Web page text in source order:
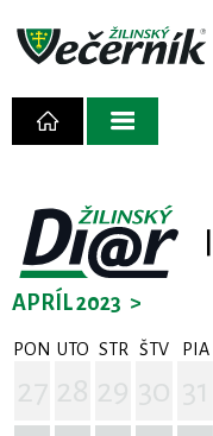
APRÍL 2023 >
PON UTO STR ŠTV PIA